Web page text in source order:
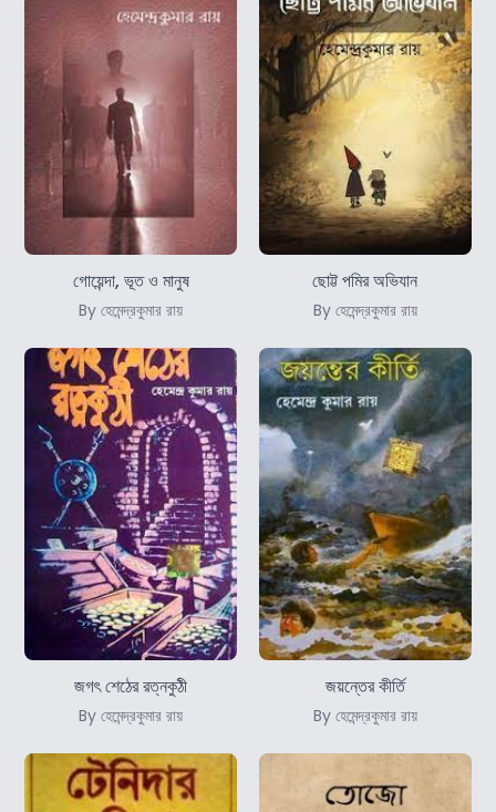
গোয়েন্দা, ভূত ও মানুষ
By হেমেন্দ্রকুমার রায়
ছােট্ট পমির অভিযান
By হেমেন্দ্রকুমার রায়
জগৎ শেঠের রত্নকুঠী
By হেমেন্দ্রকুমার রায়
জয়ন্তের কীর্তি
By হেমেন্দ্রকুমার রায়